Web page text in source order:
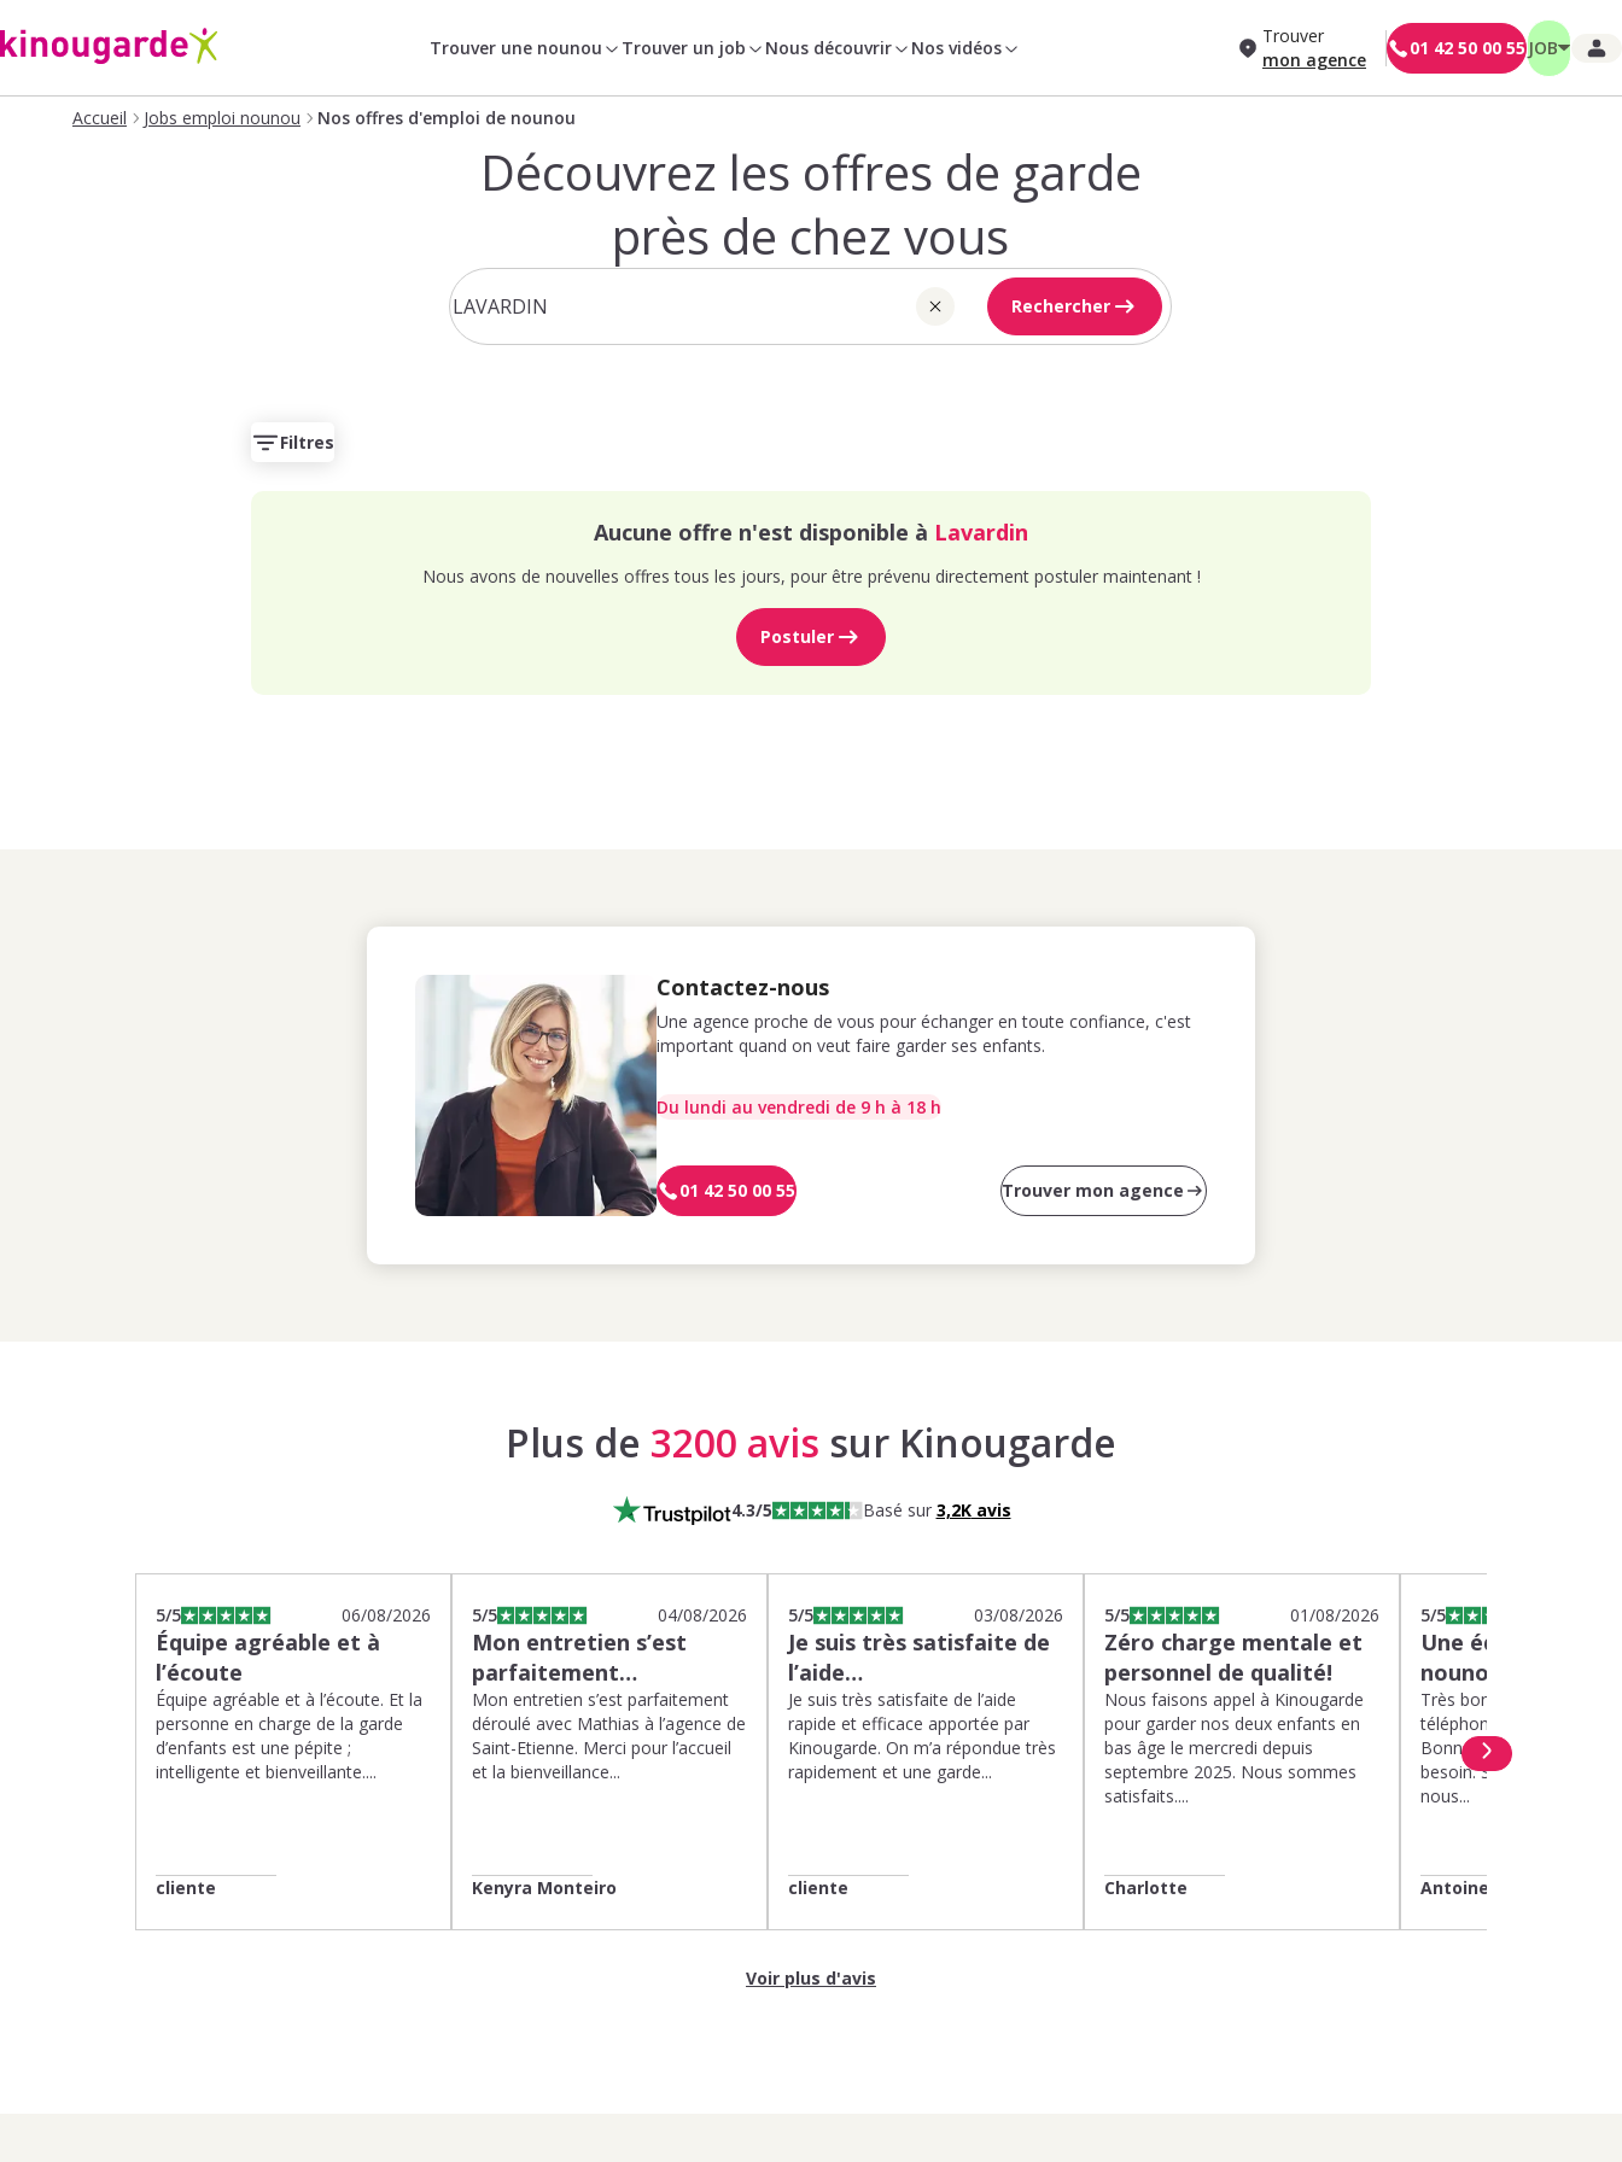
Trouver une nounou Trouver un job Nous découvrir Nos vidéos
Trouver
mon agence
01 42 50 00 55 JOB
Accueil Jobs emploi nounou Nos offres d'emploi de nounou
Découvrez les offres de garde
près de chez vous
Rechercher
Filtres
Aucune offre n'est disponible à Lavardin
Nous avons de nouvelles offres tous les jours, pour être prévenu directement postuler maintenant !
Postuler
Contactez-nous
Une agence proche de vous pour échanger en toute confiance, c'est
important quand on veut faire garder ses enfants.
Du lundi au vendredi de 9 h à 18 h
01 42 50 00 55 Trouver mon agence
Plus de 3200 avis sur Kinougarde
4.3/5 Basé sur 3,2Kavis
5/5 06/08/2026
Équipe agréable et à
l’écoute
Équipe agréable et à l’écoute. Et la
personne en charge de la garde
d’enfants est une pépite ;
intelligente et bienveillante....
cliente
5/5 04/08/2026
Mon entretien s’est
parfaitement…
Mon entretien s’est parfaitement
déroulé avec Mathias à l’agence de
Saint-Etienne. Merci pour l’accueil
et la bienveillance...
Kenyra Monteiro
5/5 03/08/2026
Je suis très satisfaite de
l’aide…
Je suis très satisfaite de l’aide
rapide et efficace apportée par
Kinougarde. On m’a répondue très
rapidement et une garde...
cliente
5/5 01/08/2026
Zéro charge mentale et
personnel de qualité!
Nous faisons appel à Kinougarde
pour garder nos deux enfants en
bas âge le mercredi depuis
septembre 2025. Nous sommes
satisfaits....
Charlotte
5/5
Une équipe
nounou parfaite!
Très bons interlocuteurs
téléphone. Rapidité.
Bonne compréhension
besoin. Soucis du détail.
nous...
Antoine
Voir plus d'avis